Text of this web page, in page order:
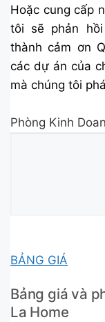
Hoặc cung cấp
tôi sẽ phản
thành cảm ơn
các dự án của
mà chúng tôi
Phòng Kinh
BẢNG GIÁ
Bảng giá và
La Home